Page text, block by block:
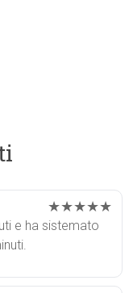
★★★★★
e ha sistemato